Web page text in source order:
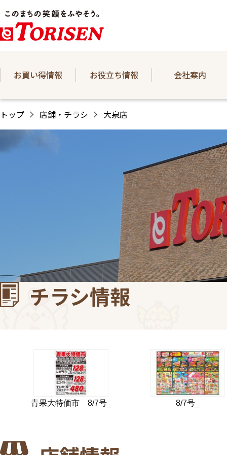
お買い得情報 お役立ち情報 会社案内
トップ 店舗・チラシ 大泉店
チラシ情報
青果大特価市 8/7号_ 8/7号_